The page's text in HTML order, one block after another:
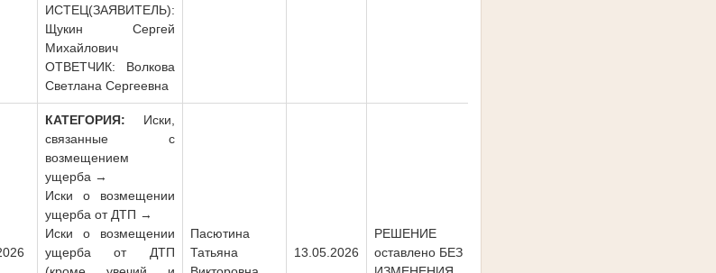
ИСТЕЦ(ЗАЯВИТЕЛЬ):
Щукин Сергей
Михайлович
ОТВЕТЧИК: Волкова
Светлана Сергеевна
КАТЕГОРИЯ: Иски,
связанные с
возмещением
ущерба →
Иски о возмещении
ущерба от ДТП →
Иски о возмещении
ущерба от ДТП
Пасютина
Татьяна
13.05.2026
РЕШЕНИЕ
оставлено БЕЗ